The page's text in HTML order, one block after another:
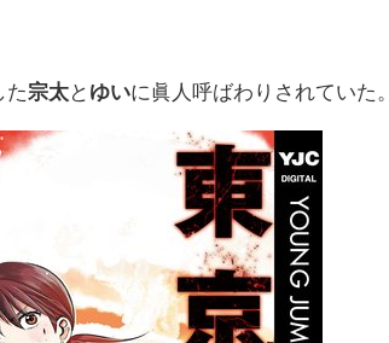
た宗太と ゆいに眞人呼ばわりされていた。